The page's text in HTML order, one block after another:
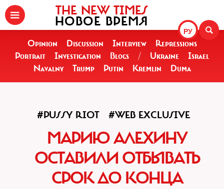
РУ
THE NEW TIMES
НОВОЕ ВРЕМЯ
Opinion Discussion Interview
Repressions
Portrait
Investigation Blogs / Ukraine
Israel
Navalny
Trump Putin Kremlin Duma
#PUSSY RIOT #WEB EXCLUSIVE
МАРИЮ АЛЕХИНУ
ОСТАВИЛИ ОТБЫВАТЬ
СРОК ДО КОНЦА